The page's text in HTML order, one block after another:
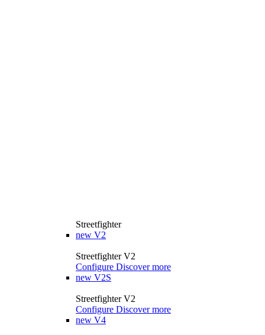
Streetfighter
new V2
Streetfighter V2
Configure Discover more
new V2S
Streetfighter V2
Configure Discover more
new V4